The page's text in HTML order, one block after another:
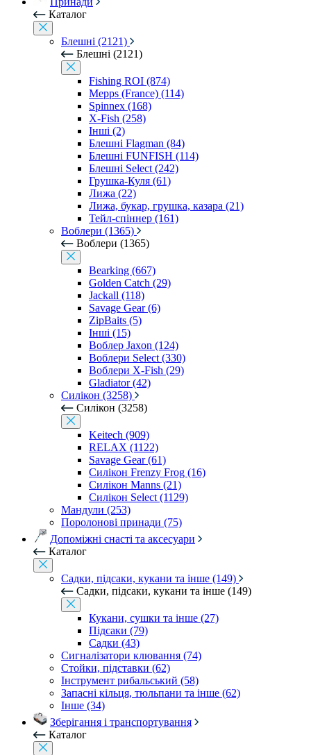
Каталог
Блешні (2121)
Блешні (2121)
Fishing ROI (874)
Mepps (France) (114)
Spinnex (168)
X-Fish (258)
Інші (2)
Блешні Flagman (84)
Блешні FUNFISH (114)
Блешні Select (242)
Грушка-Куля (61)
Лижа (22)
Лижа, букар, грушка, казара (21)
Тейл-спіннер (161)
Воблери (1365)
Воблери (1365)
Bearking (667)
Golden Catch (29)
Jackall (118)
Savage Gear (6)
ZipBaits (5)
Інші (15)
Воблер Jaxon (124)
Воблери Select (330)
Воблери X-Fish (29)
Gladiator (42)
Силікон (3258)
Силікон (3258)
Keitech (909)
RELAX (1122)
Savage Gear (61)
Силікон Frenzy Frog (16)
Силікон Manns (21)
Силікон Select (1129)
Мандули (253)
Поролонові принади (75)
Допоміжні снасті та аксесуари
Каталог
Садки, підсаки, кукани та інше (149)
Садки, підсаки, кукани та інше (149)
Кукани, сушки та інше (27)
Підсаки (79)
Садки (43)
Сигналізатори клювання (74)
Стойки, підставки (62)
Інструмент рибальський (58)
Запасні кільця, тюльпани та інше (62)
Інше (34)
Зберігання і транспортування
Каталог